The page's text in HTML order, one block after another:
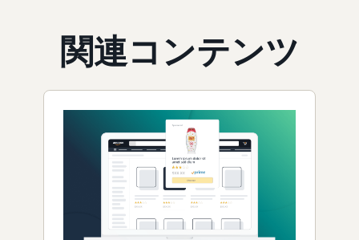
関連コンテンツ